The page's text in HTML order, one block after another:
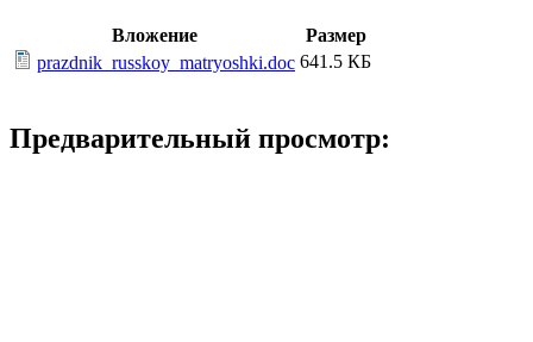
Вложение
Размер
prazdnik_russkoy_matryoshki.doc 641.5 КБ
Предварительный просмотр: